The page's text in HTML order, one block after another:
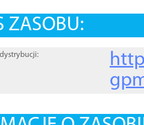
ZASOBU: